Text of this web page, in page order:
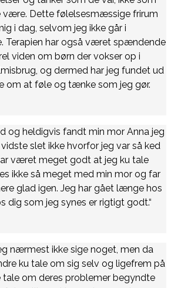
være. Dette følelsesmæssige frirum
i dag, selvom jeg ikke går i
Terapien har også været spændende
viden om børn der vokser op i
og dermed har jeg fundet ud
om at føle og tænke som jeg gør.
og heldigvis fandt min mor Anna jeg
slet ikke hvorfor jeg var så ked
været meget godt at jeg ku tale
ikke så meget med min mor og far
glad igen. Jeg har gået længe hos
dig som jeg synes er rigtigt godt.“
nærmest ikke sige noget, men da
ku tale om sig selv og ligefrem på
tale om deres problemer begyndte